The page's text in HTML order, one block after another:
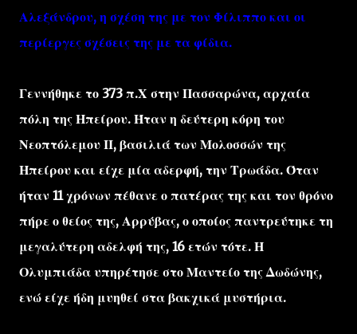
Αλεξάνδρου, η σχέση της με τον Φίλιππο και οι
περίεργες σχέσεις της με τα φίδια.
Γεννήθηκε το 373 π.Χ στην Πασσαρώνα, αρχαία
πόλη της Ηπείρου. Ήταν η δεύτερη κόρη του
Νεοπτόλεμου ΙΙ, βασιλιά των Μολοσσών της
Ηπείρου και είχε μία αδερφή, την Τρωάδα. Όταν
ήταν 11 χρόνων πέθανε ο πατέρας της και τον θρόνο
πήρε ο θείος της, Αρρύβας, ο οποίος παντρεύτηκε τη
μεγαλύτερη αδελφή της, 16 ετών τότε. Η
Ολυμπιάδα υπηρέτησε στο Μαντείο της Δωδώνης,
ενώ είχε ήδη μυηθεί στα βακχικά μυστήρια.